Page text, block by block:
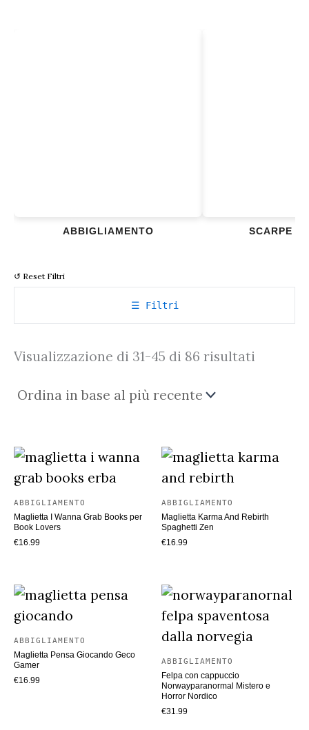
ABBIGLIAMENTO SCARPE &
↺ Reset Filtri
☰ Filtri
Visualizzazione di 31-45 di 86 risultati
ABBIGLIAMENTO
Maglietta I Wanna Grab Books per
Book Lovers
€16.99
ABBIGLIAMENTO
Maglietta Karma And Rebirth
Spaghetti Zen
€16.99
ABBIGLIAMENTO
Maglietta Pensa Giocando Geco
Gamer
€16.99
ABBIGLIAMENTO
Felpa con cappuccio
Norwayparanormal Mistero e
Horror Nordico
€31.99